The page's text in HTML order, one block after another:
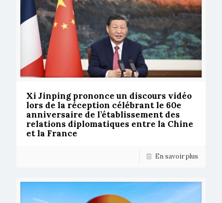
Xi Jinping prononce un discours vidéo
lors de la réception célébrant le 60e
anniversaire de l’établissement des
relations diplomatiques entre la Chine
et la France
En savoir plus